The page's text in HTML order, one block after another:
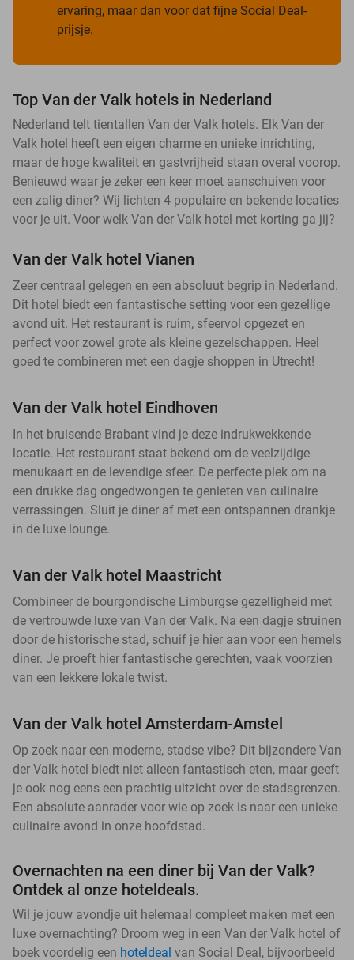
ervaring, maar dan voor dat fijne Social Deal-
prijsje.
Top Van der Valk hotels in Nederland
Nederland telt tientallen Van der Valk hotels. Elk Van der
Valk hotel heeft een eigen charme en unieke inrichting,
maar de hoge kwaliteit en gastvrijheid staan overal voorop.
Benieuwd waar je zeker een keer moet aanschuiven voor
een zalig diner? Wij lichten 4 populaire en bekende locaties
voor je uit. Voor welk Van der Valk hotel met korting ga jij?
Van der Valk hotel Vianen
Zeer centraal gelegen en een absoluut begrip in Nederland.
Dit hotel biedt een fantastische setting voor een gezellige
avond uit. Het restaurant is ruim, sfeervol opgezet en
perfect voor zowel grote als kleine gezelschappen. Heel
goed te combineren met een dagje shoppen in Utrecht!
Van der Valk hotel Eindhoven
In het bruisende Brabant vind je deze indrukwekkende
locatie. Het restaurant staat bekend om de veelzijdige
menukaart en de levendige sfeer. De perfecte plek om na
een drukke dag ongedwongen te genieten van culinaire
verrassingen. Sluit je diner af met een ontspannen drankje
in de luxe lounge.
Van der Valk hotel Maastricht
Combineer de bourgondische Limburgse gezelligheid met
de vertrouwde luxe van Van der Valk. Na een dagje struinen
door de historische stad, schuif je hier aan voor een hemels
diner. Je proeft hier fantastische gerechten, vaak voorzien
van een lekkere lokale twist.
Van der Valk hotel Amsterdam-Amstel
Op zoek naar een moderne, stadse vibe? Dit bijzondere Van
der Valk hotel biedt niet alleen fantastisch eten, maar geeft
je ook nog eens een prachtig uitzicht over de stadsgrenzen.
Een absolute aanrader voor wie op zoek is naar een unieke
culinaire avond in onze hoofdstad.
Overnachten na een diner bij Van der Valk?
Ontdek al onze hoteldeals.
Wil je jouw avondje uit helemaal compleet maken met een
luxe overnachting? Droom weg in een Van der Valk hotel of
boek voordelig een hoteldeal van Social Deal, bijvoorbeeld